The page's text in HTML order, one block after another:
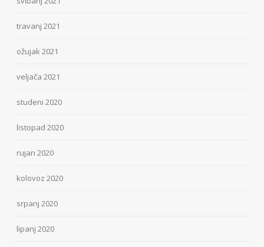
travanj 2021
ožujak 2021
veljača 2021
studeni 2020
listopad 2020
rujan 2020
kolovoz 2020
srpanj 2020
lipanj 2020